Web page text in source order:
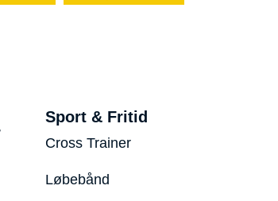
Sport & Fritid
Cross Trainer
Løbebånd